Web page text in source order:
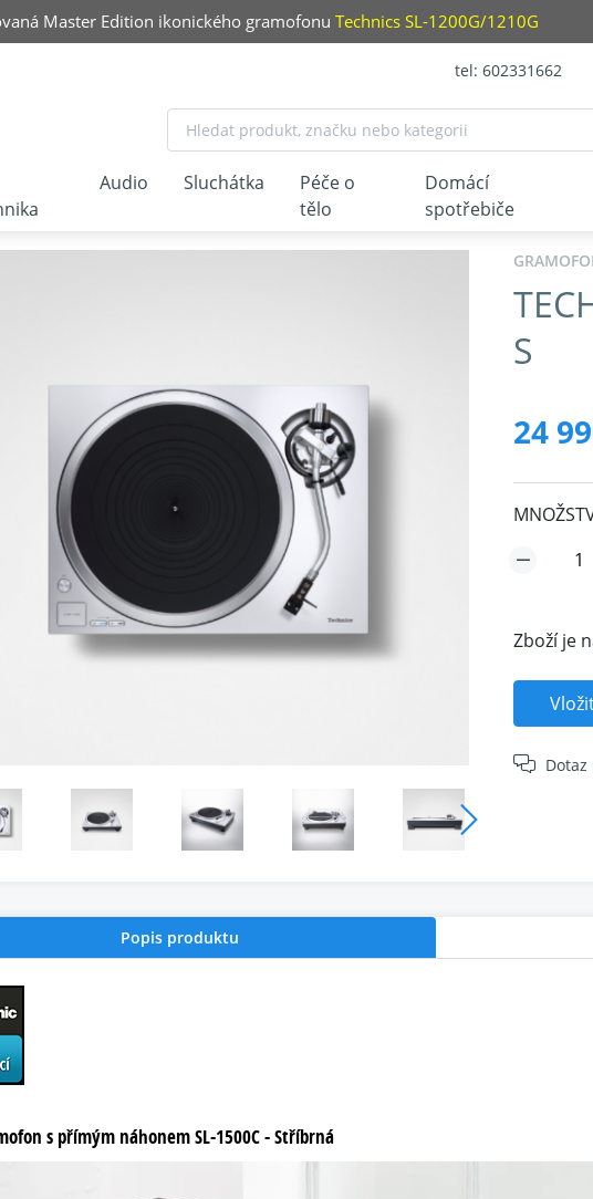
Master Edition ikonického gramofonu Technics SL-1200G/1210G
tel: 602331662
S
24
Zboží je
Popis produktu
s přímým náhonem SL-1500C - Stříbrná
Audio Sluchátka
Péče o
tělo
Domácí
spotřebiče